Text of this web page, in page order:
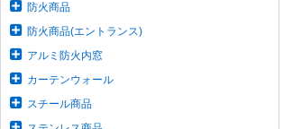
防火商品
防火商品(エントランス)
アルミ防火内窓
カーテンウォール
スチール商品